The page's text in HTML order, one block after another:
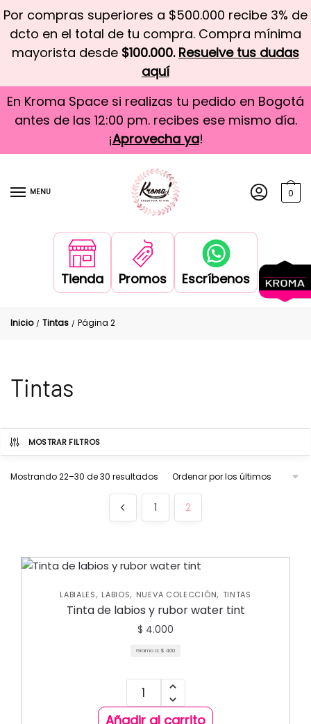
Por compras superiores a $500.000 recibe 3% de
dcto en el total de tu compra. Compra mínima
mayorista desde $100.000. Resuelve tus dudas
aquí
En Kroma Space si realizas tu pedido en Bogotá
antes de las 12:00 pm. recibes ese mismo día.
¡Aprovecha ya!
MENU 0
Tienda Promos Escríbenos
Inicio / Tintas / Página 2
Tintas
MOSTRAR FILTROS
Mostrando 22–30 de 30 resultados
1 2
LABIALES, LABIOS, NUEVA COLECCIÓN, TINTAS
Tinta de labios y rubor water tint
$ 4.000
Gramo a: $ 400
Añadir al carrito